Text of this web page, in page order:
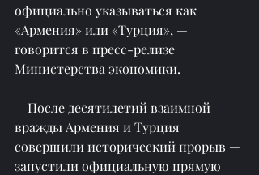
официально указываться как
«Армения» или «Турция», —
говорится в пресс-релизе
Министерства экономики.
вражды Армения и Турция
совершили исторический прорыв —
запустили официальную прямую